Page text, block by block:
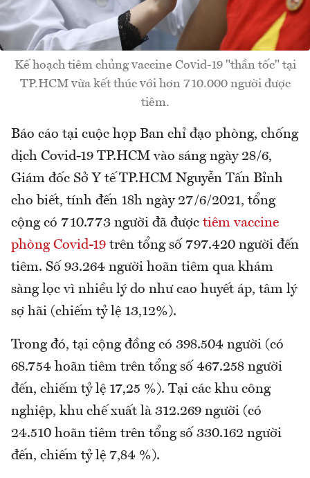
Kế hoạch tiêm chủng vaccine Covid-19 "thần tốc" tại
TP.HCM vừa kết thúc với hơn 710.000 người được
tiêm.
Báo cáo tại cuộc họp Ban chỉ đạo phòng, chống
dịch Covid-19 TP.HCM vào sáng ngày 28/6,
Giám đốc Sở Y tế TP.HCM Nguyễn Tấn Bỉnh
cho biết, tính đến 18h ngày 27/6/2021, tổng
cộng có 710.773 người đã được tiêm vaccine
phòng Covid-19 trên tổng số 797.420 người đến
tiêm. Số 93.264 người hoãn tiêm qua khám
sàng lọc vì nhiều lý do như cao huyết áp, tâm lý
sợ hãi (chiếm tỷ lệ 13,12%).
Trong đó, tại cộng đồng có 398.504 người (có
68.754 hoãn tiêm trên tổng số 467.258 người
đến, chiếm tỷ lệ 17,25 %). Tại các khu công
nghiệp, khu chế xuất là 312.269 người (có
24.510 hoãn tiêm trên tổng số 330.162 người
đến, chiếm tỷ lệ 7,84 %).